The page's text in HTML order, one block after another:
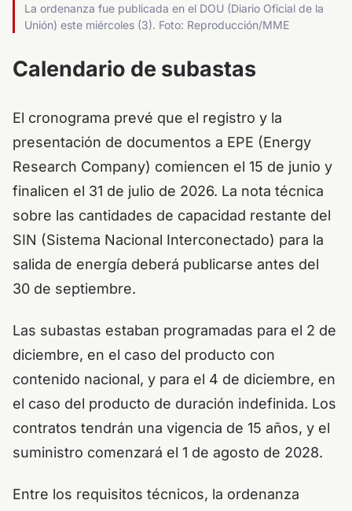
La ordenanza fue publicada en el DOU (Diario Oficial de la
Unión) este miércoles (3). Foto: Reproducción/MME
Calendario de subastas
El cronograma prevé que el registro y la
presentación de documentos a EPE (Energy
Research Company) comiencen el 15 de junio y
finalicen el 31 de julio de 2026. La nota técnica
sobre las cantidades de capacidad restante del
SIN (Sistema Nacional Interconectado) para la
salida de energía deberá publicarse antes del
30 de septiembre.
Las subastas estaban programadas para el 2 de
diciembre, en el caso del producto con
contenido nacional, y para el 4 de diciembre, en
el caso del producto de duración indefinida. Los
contratos tendrán una vigencia de 15 años, y el
suministro comenzará el 1 de agosto de 2028.
Entre los requisitos técnicos, la ordenanza